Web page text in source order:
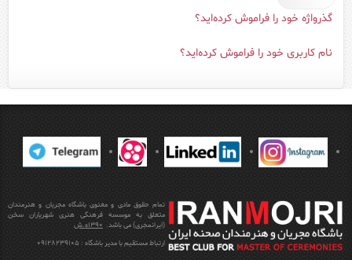
گذرواژه خود را فراموش کرده‌اید؟
نام کاربری خود را فراموش کرده‌اید؟
تمام حقوق مادی و معنوی باشگاه مجریان و هنرمندان
متعلق به موسسه فرهنگی هنری شهریاران سخن
(ایرانمجری) می باشد. 1390ه.ش
ارتباط مستقیم با مدیر باشگاه : 09128239105